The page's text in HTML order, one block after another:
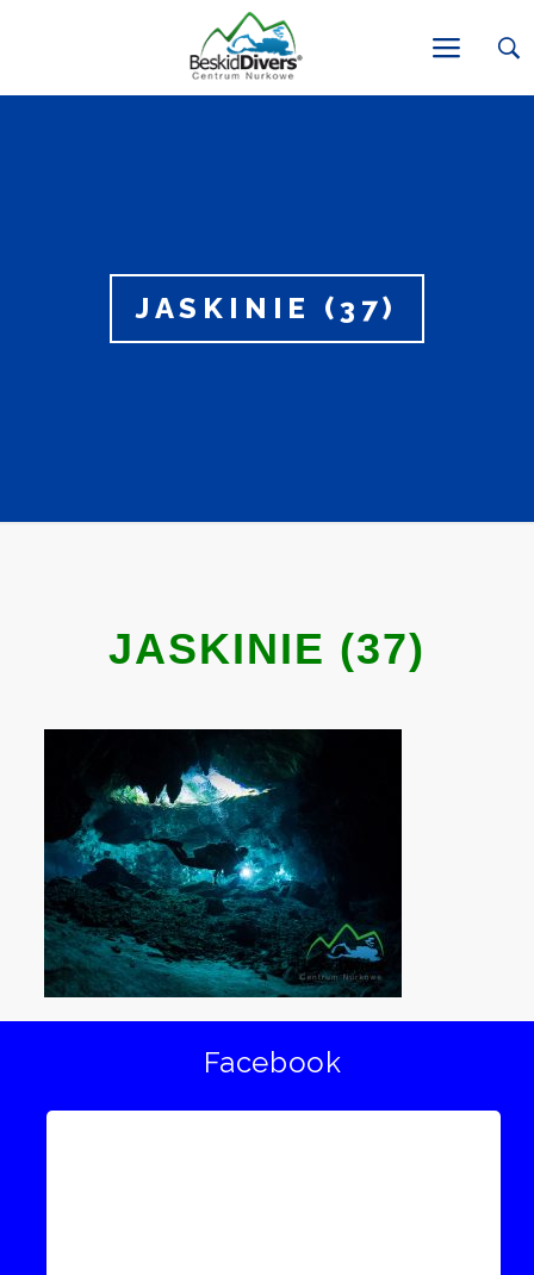
JASKINIE (37)
JASKINIE (37)
Facebook